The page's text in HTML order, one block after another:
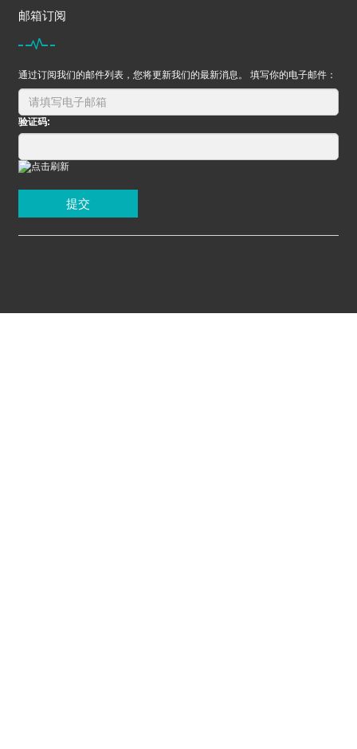
邮箱订阅
通过订阅我们的邮件列表，您将更新我们的最新消息。 填写你的电子邮件：
验证码:
提交